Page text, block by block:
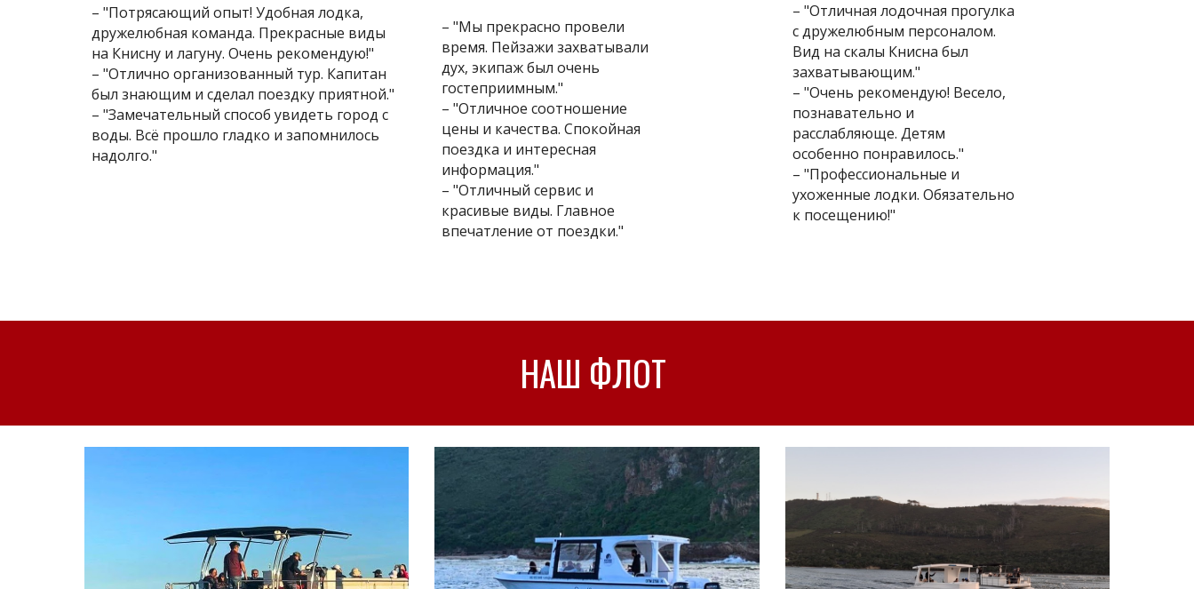
– "Потрясающий опыт! Удобная лодка,
дружелюбная команда. Прекрасные виды
на Книсну и лагуну. Очень рекомендую!"
– "Отлично организованный тур. Капитан
был знающим и сделал поездку приятной."
– "Замечательный способ увидеть город с
воды. Всё прошло гладко и запомнилось
надолго."
– "Мы прекрасно провели
время. Пейзажи захватывали
дух, экипаж был очень
гостеприимным."
– "Отличное соотношение
цены и качества. Спокойная
поездка и интересная
информация."
– "Отличный сервис и
красивые виды. Главное
впечатление от поездки."
– "Отличная лодочная прогулка
с дружелюбным персоналом.
Вид на скалы Книсна был
захватывающим."
– "Очень рекомендую! Весело,
познавательно и
расслабляюще. Детям
особенно понравилось."
– "Профессиональные и
ухоженные лодки. Обязательно
к посещению!"
НАШ ФЛОТ